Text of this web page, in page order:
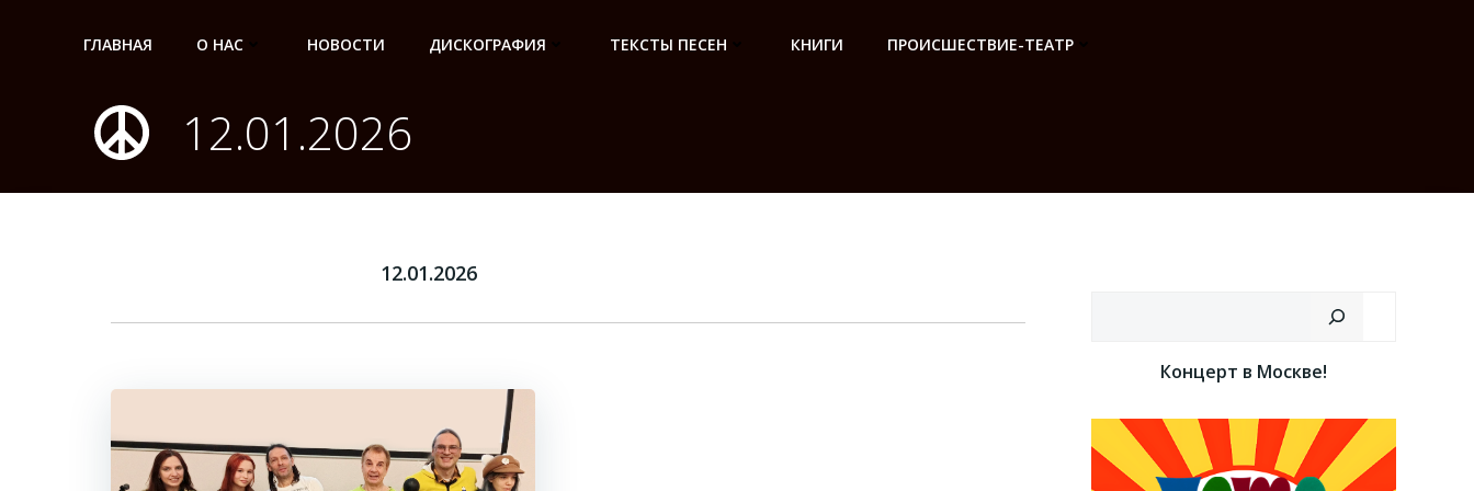
ГЛАВНАЯ О НАС НОВОСТИ ДИСКОГРАФИЯ ТЕКСТЫ ПЕСЕН КНИГИ ПРОИСШЕСТВИЕ-ТЕАТР
12.01.2026
12.01.2026
Концерт в Москве!